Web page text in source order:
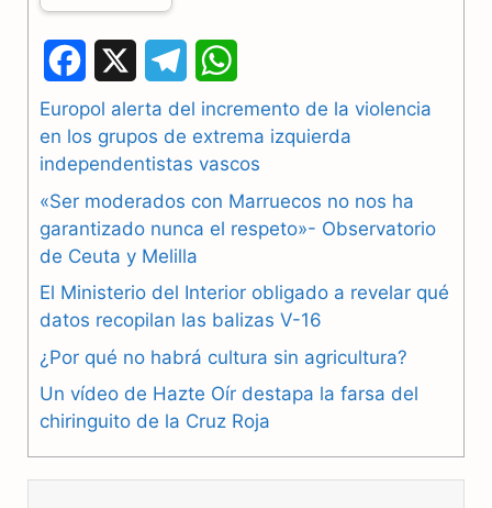
a
c
b
o
o
k
e
g
r
a
m
h
a
s
p
p
Europol alerta del incremento de la violencia
en los grupos de extrema izquierda
independentistas vascos
«Ser moderados con Marruecos no nos ha
garantizado nunca el respeto»- Observatorio
de Ceuta y Melilla
El Ministerio del Interior obligado a revelar qué
datos recopilan las balizas V-16
¿Por qué no habrá cultura sin agricultura?
Un vídeo de Hazte Oír destapa la farsa del
chiringuito de la Cruz Roja